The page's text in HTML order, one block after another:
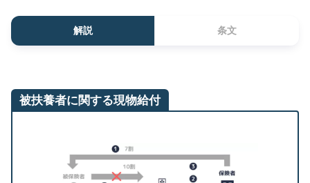
解説 条文
被扶養者に関する現物給付